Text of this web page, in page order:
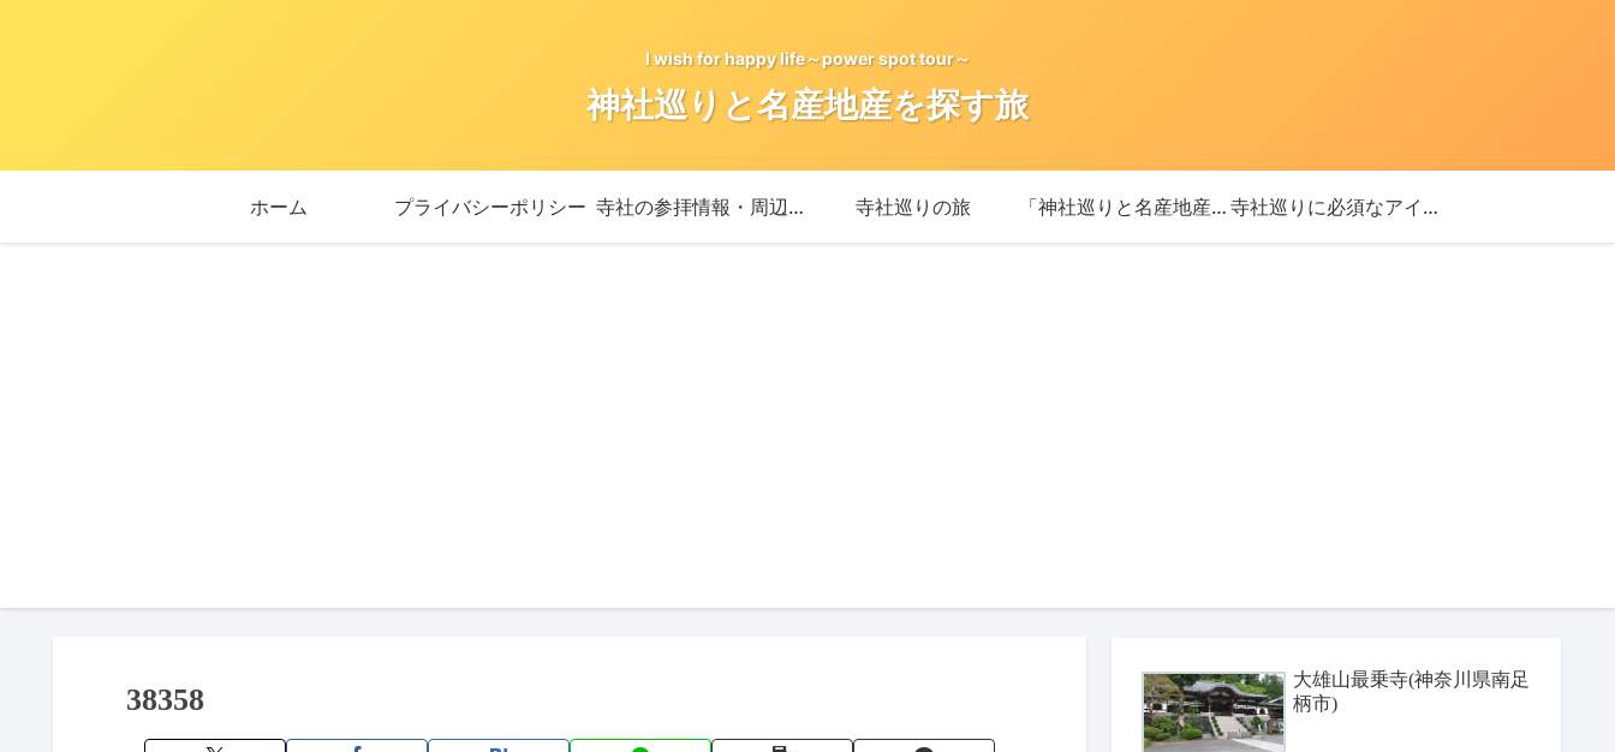
I wish for happy life～power spot tour～
神社巡りと名産地産を探す旅
ホーム プライバシーポリシー 寺社の参拝情報・周辺情報 寺社巡りの旅 「神社巡りと名産地産を探す旅」ブログ始めました！ 寺社巡りに必須なアイテム
38358
大雄山最乗寺(神奈川県南足
柄市)